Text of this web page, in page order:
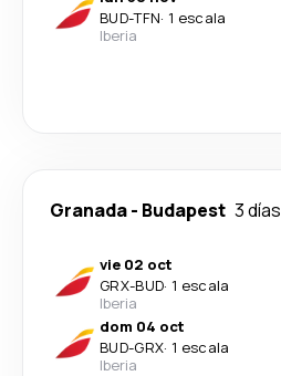
BUD-TFN· 1 escala
Iberia
Granada- Budapest 3 días
vie 02 oct
GRX-BUD· 1 escala
Iberia
dom 04 oct
BUD-GRX· 1 escala
Iberia